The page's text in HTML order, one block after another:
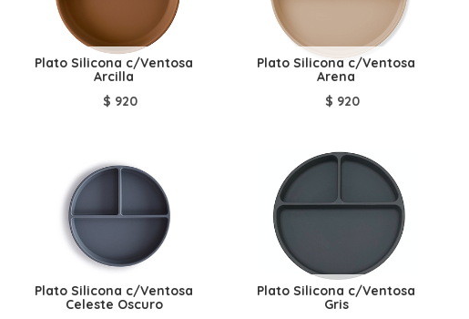
Plato Silicona c/Ventosa
Arcilla
$ 920
Plato Silicona c/Ventosa
Arena
$ 920
Plato Silicona c/Ventosa
Celeste Oscuro
Plato Silicona c/Ventosa
Gris